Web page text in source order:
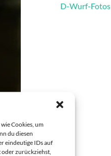
Cookies, um
du diesen
eindeutige IDs auf
zurückziehst,
D-Wurf-Fotos